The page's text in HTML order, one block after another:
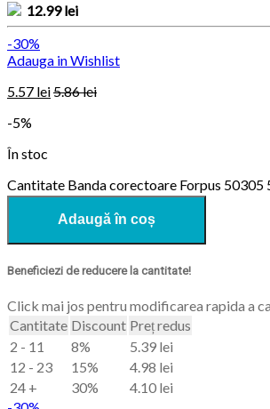
12.99 lei
-30%
Adauga in Wishlist
5.57 lei5.86lei
-5%
În stoc
Cantitate Banda corectoare Forpus 50305
Adaugă în coș
Beneficiezi de reducere la cantitate!
Click mai jos pentru modificarea rapida a
Cantitate Discount Preț redus
2 - 11
8% 5.39 lei
12 - 23
15% 4.98 lei
24 +
30% 4.10 lei